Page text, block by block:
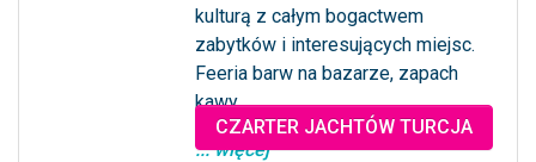
kulturą z całym bogactwem
zabytków i interesujących miejsc.
Feeria barw na bazarze, zapach
kawy...
... więcej
CZARTER JACHTÓW TURCJA